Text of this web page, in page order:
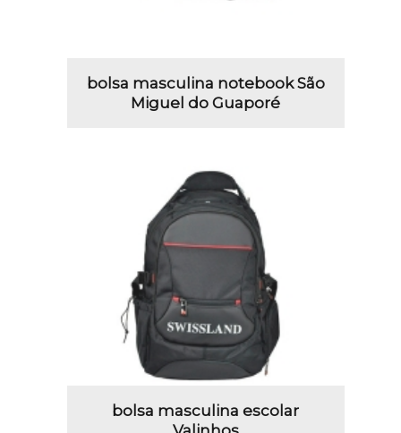
bolsa masculina notebook São
Miguel do Guaporé
bolsa masculina escolar